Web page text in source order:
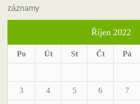
záznamy
Říjen 2022
Po Út St Čt Pá
3 4 5 6 7